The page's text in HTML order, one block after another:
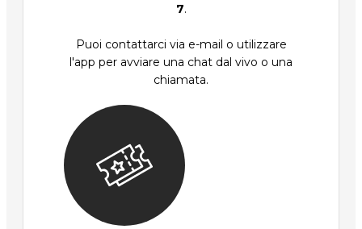
7.
Puoi contattarci via e-mail o utilizzare
l'app per avviare una chat dal vivo o una
chiamata.